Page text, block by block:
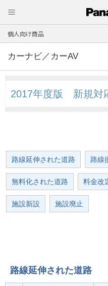
個人向け商品
カーナビ／カーAV
2017年度版 新規対
路線延伸された道路 路線
無料化された道路 料金改
施設新設 施設廃止
路線延伸された道路